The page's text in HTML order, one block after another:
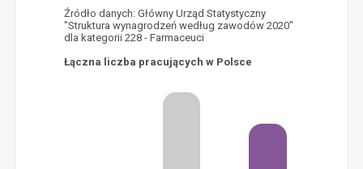
Źródło danych: Główny Urząd Statystyczny
"Struktura wynagrodzeń według zawodów 2020"
dla kategorii 228 - Farmaceuci
Łączna liczba pracujących w Polsce